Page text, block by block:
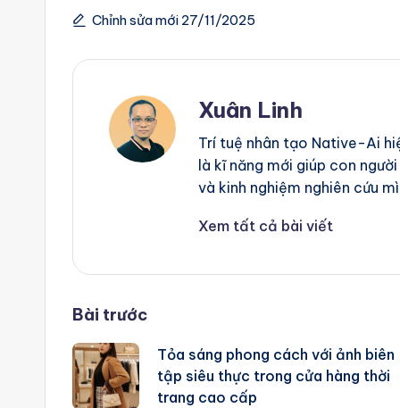
Chỉnh sửa mới 27/11/2025
Xuân Linh
Trí tuệ nhân tạo Native-Ai
là kĩ năng mới giúp con
và kinh nghiệm nghiên cứu
Xem tất cả bài viết
Post
navigation
Bài trước
Tỏa sáng phong cách với ảnh biên
tập siêu thực trong cửa hàng thời
trang cao cấp